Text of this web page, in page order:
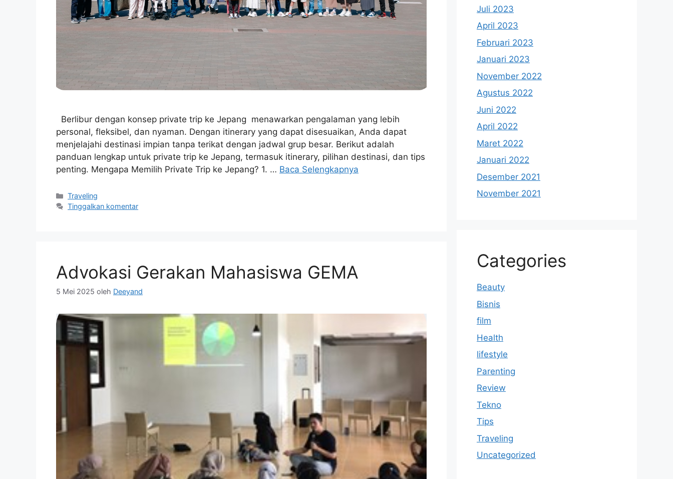
Berlibur dengan konsep private trip ke Jepang menawarkan pengalaman yang lebih
personal, fleksibel, dan nyaman. Dengan itinerary yang dapat disesuaikan, Anda dapat
menjelajahi destinasi impian tanpa terikat dengan jadwal grup besar. Berikut adalah
panduan lengkap untuk private trip ke Jepang, termasuk itinerary, pilihan destinasi, dan tips
penting. Mengapa Memilih Private Trip ke Jepang? 1. … Baca Selengkapnya
Kategori
Traveling
Tinggalkan komentar
Advokasi Gerakan Mahasiswa GEMA
5 Mei 2025 oleh Deeyand
Juli 2023
April 2023
Februari 2023
Januari 2023
November 2022
Agustus 2022
Juni 2022
April 2022
Maret 2022
Januari 2022
Desember 2021
November 2021
Categories
Beauty
Bisnis
film
Health
lifestyle
Parenting
Review
Tekno
Tips
Traveling
Uncategorized